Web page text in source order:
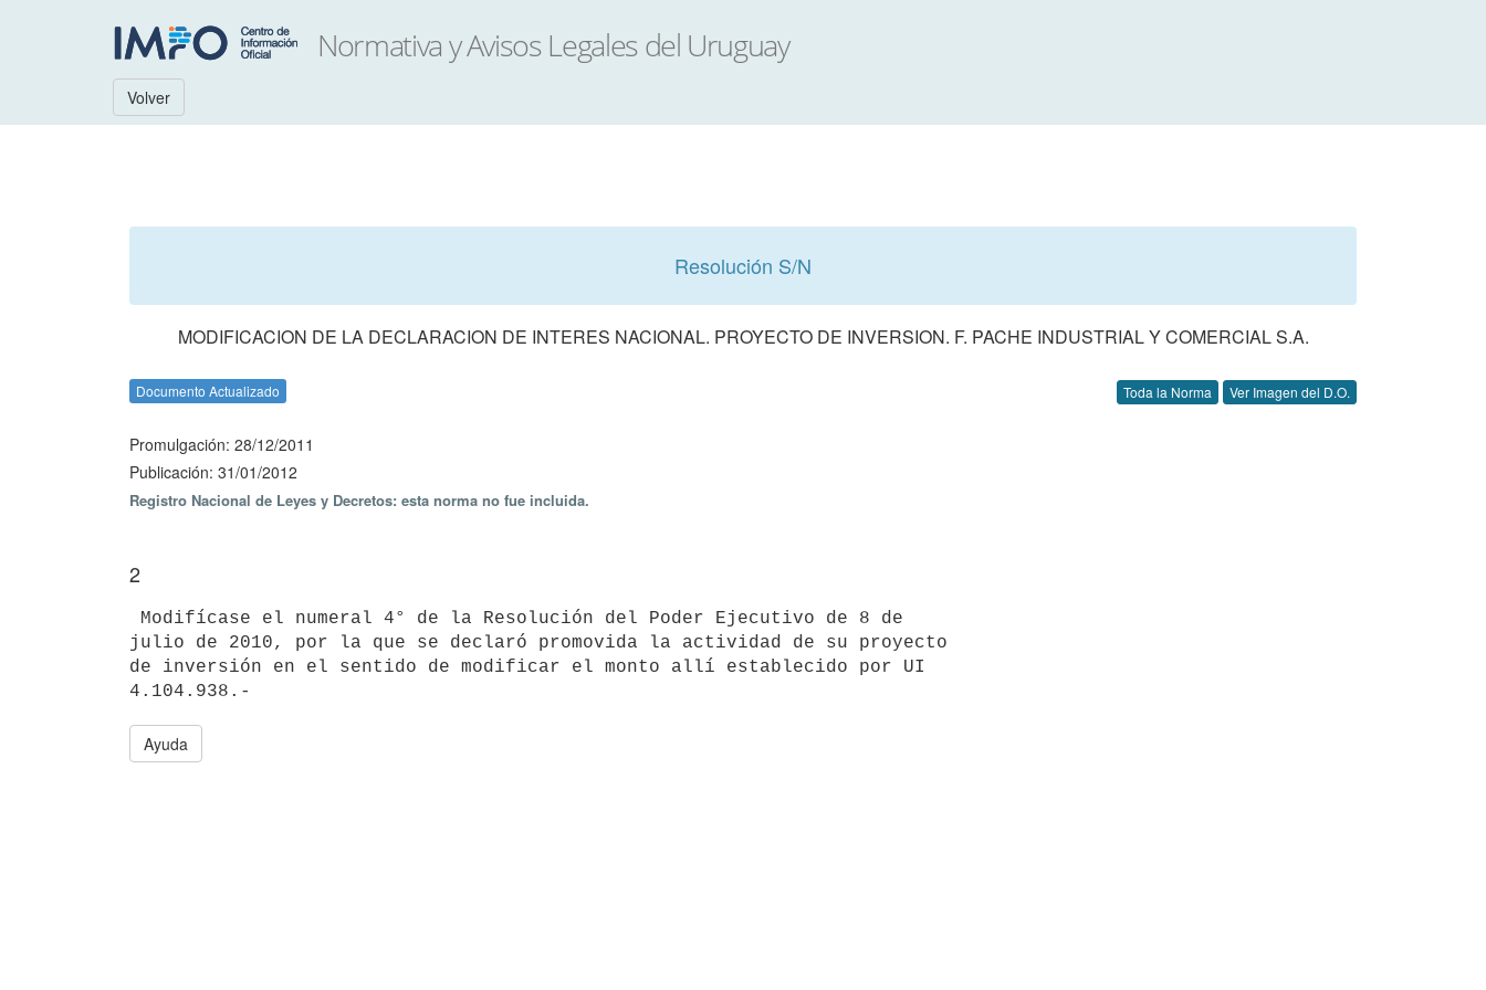
Volver
Resolución S/N
MODIFICACION DE LA DECLARACION DE INTERES NACIONAL. PROYECTO DE INVERSION. F. PACHE INDUSTRIAL Y COMERCIAL S.A.
Documento Actualizado Toda la Norma Ver Imagen del D.O.
Promulgación: 28/12/2011
Publicación: 31/01/2012
Registro Nacional de Leyes y Decretos: esta norma no fue incluida.
2
julio de 2010, por la que se declaró promovida la actividad de su proyecto
de inversión en el sentido de modificar el monto allí establecido por UI
Ayuda